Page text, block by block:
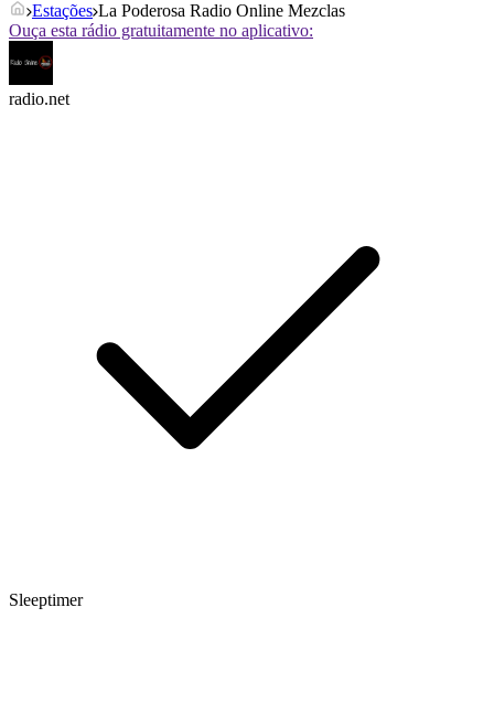
Estações La Poderosa Radio Online Mezclas
Ouça esta rádio gratuitamente no aplicativo:
radio.net
Sleeptimer